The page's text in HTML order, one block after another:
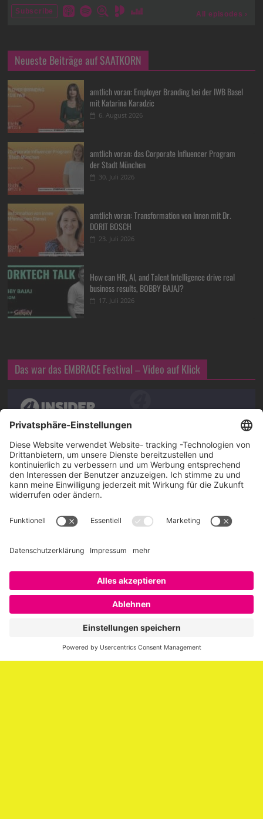
Neueste Beiträge auf SAATKORN
amtlich voran: Employer Branding bei der IWB Basel
mit Katarina Karadzic
6. August 2026
amtlich voran: das Corporate Influencer Program
der Stadt München
30. Juli 2026
amtlich voran: Transformation von Innen mit Dr.
DORIT BOSCH
23. Juli 2026
How can HR, AI, and Talent Intelligence drive real
business results, BOBBY BAJAJ?
17. Juli 2026
Das war das EMBRACE Festival – Video auf Klick
Über SAATKORN
SAATKORN ist der Blog von Gero Hesse. Seit 2009 schreibt
er über die Themen Employer Branding,